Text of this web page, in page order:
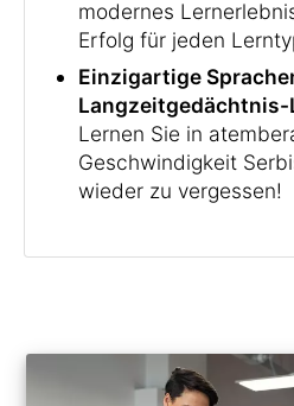
modernes
Erfolg für jeden
Einzigartige
Langzeitgedächtnis-
Lernen Sie in
Geschwindigkeit
wieder zu vergessen!